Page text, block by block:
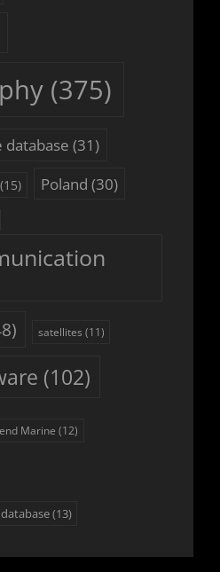
(375)
database (31)
(15) Poland (30)
satellites (11)
(102)
Marine (12)
(13)